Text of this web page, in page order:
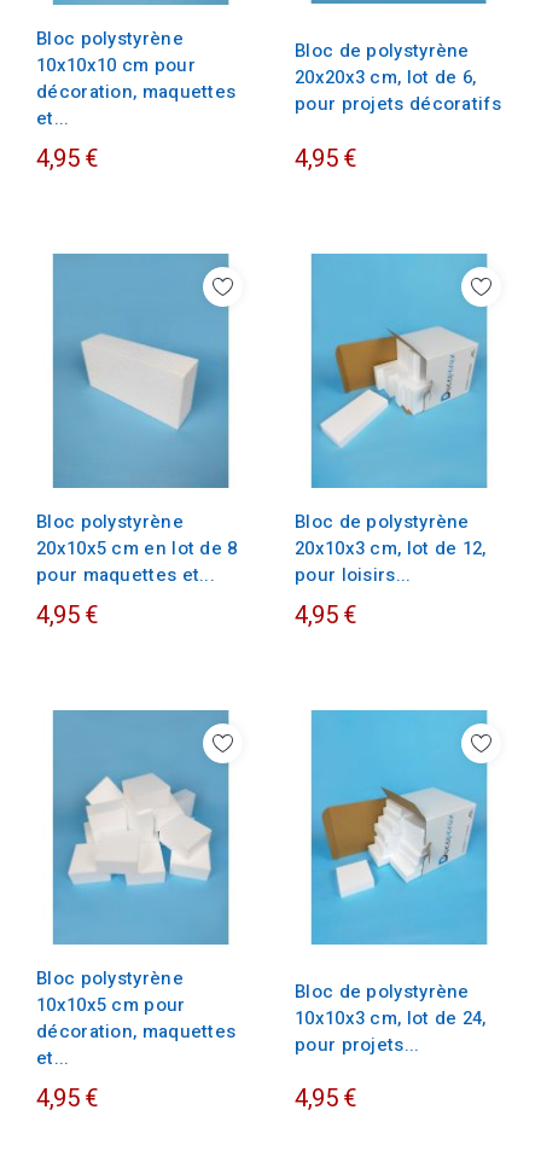
Bloc polystyrène
10x10x10 cm pour
décoration, maquettes
et...
4,95 €
Bloc de polystyrène
20x20x3 cm, lot de 6,
pour projets décoratifs
4,95 €
Bloc polystyrène
20x10x5 cm en lot de 8
pour maquettes et...
4,95 €
Bloc de polystyrène
20x10x3 cm, lot de 12,
pour loisirs...
4,95 €
Bloc polystyrène
10x10x5 cm pour
décoration, maquettes
et...
4,95 €
Bloc de polystyrène
10x10x3 cm, lot de 24,
pour projets...
4,95 €